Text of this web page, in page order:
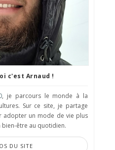
c'est Arnaud !
, je parcours le monde à la
Sur ce site, je partage
adopter un mode de vie plus
être au quotidien.
DU SITE